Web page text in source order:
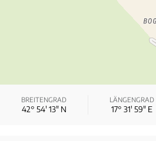
BREITENGRAD
42° 54′ 13″ N
LÄNGENGRAD
17° 31′ 59″ E